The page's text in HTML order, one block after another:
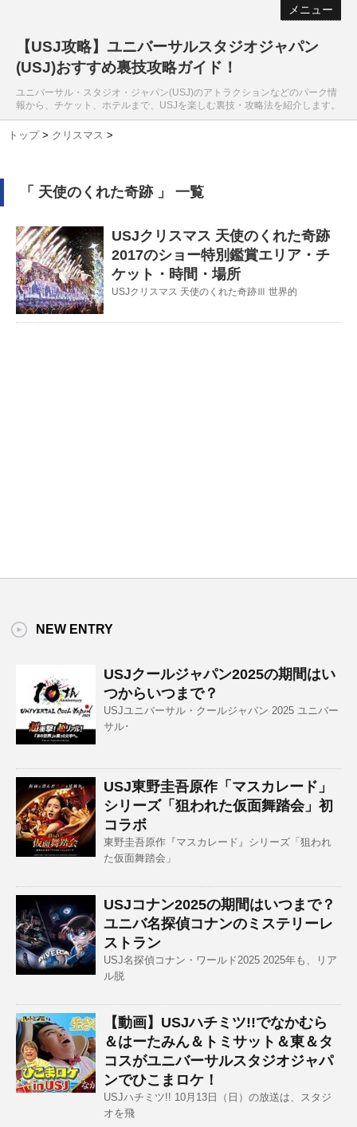
メニュー
【USJ攻略】ユニバーサルスタジオジャパン
(USJ)おすすめ裏技攻略ガイド！
ユニバーサル・スタジオ・ジャパン(USJ)のアトラクションなどのパーク情
報から、チケット、ホテルまで、USJを楽しむ裏技・攻略法を紹介します。
トップ > クリスマス >
「 天使のくれた奇跡 」 一覧
USJクリスマス 天使のくれた奇跡
2017のショー特別鑑賞エリア・チ
ケット・時間・場所
USJクリスマス 天使のくれた奇跡Ⅲ 世界的
NEW ENTRY
USJクールジャパン2025の期間はい
つからいつまで？
USJユニバーサル・クールジャパン 2025 ユニバー
サル･
USJ東野圭吾原作「マスカレード」
シリーズ「狙われた仮面舞踏会」初
コラボ
東野圭吾原作『マスカレード』シリーズ「狙われ
た仮面舞踏会」
USJコナン2025の期間はいつまで？
ユニバ名探偵コナンのミステリーレ
ストラン
USJ名探偵コナン・ワールド2025 2025年も、リア
ル脱
【動画】USJハチミツ!!でなかむら
＆はーたみん＆トミサット＆東＆タ
コスがユニバーサルスタジオジャパ
ンでひこまロケ！
USJハチミツ!! 10月13日（日）の放送は、スタジ
オを飛